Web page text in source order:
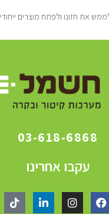
את חזונו ולפתח מוצרים
03-618-6868
עקבו אחרינו